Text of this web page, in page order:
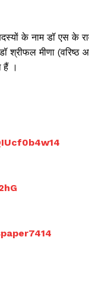
के नाम डॉ एस के
श्रीफल मीणा
हैं ।